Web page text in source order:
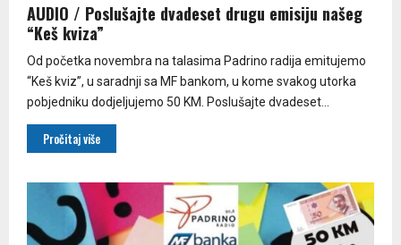
AUDIO / Poslušajte dvadeset drugu emisiju našeg
“Keš kviza”
Od početka novembra na talasima Padrino radija emitujemo
“Keš kviz”, u saradnji sa MF bankom, u kome svakog utorka
pobjedniku dodjeljujemo 50 KM. Poslušajte dvadeset...
Pročitaj više